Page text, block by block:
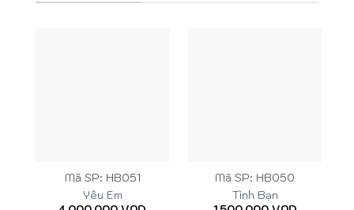
Mã SP: HB051
Yêu Em
Mã SP: HB050
Tình Bạn